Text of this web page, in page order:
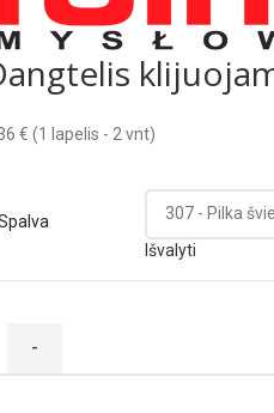
€ (1 lapelis - 2 vnt)
Išvalyti